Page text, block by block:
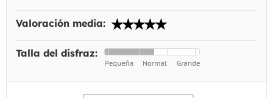
Valoración media:
Talla del disfraz: